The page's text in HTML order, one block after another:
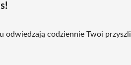
odwiedzają codziennie Twoi przyszli